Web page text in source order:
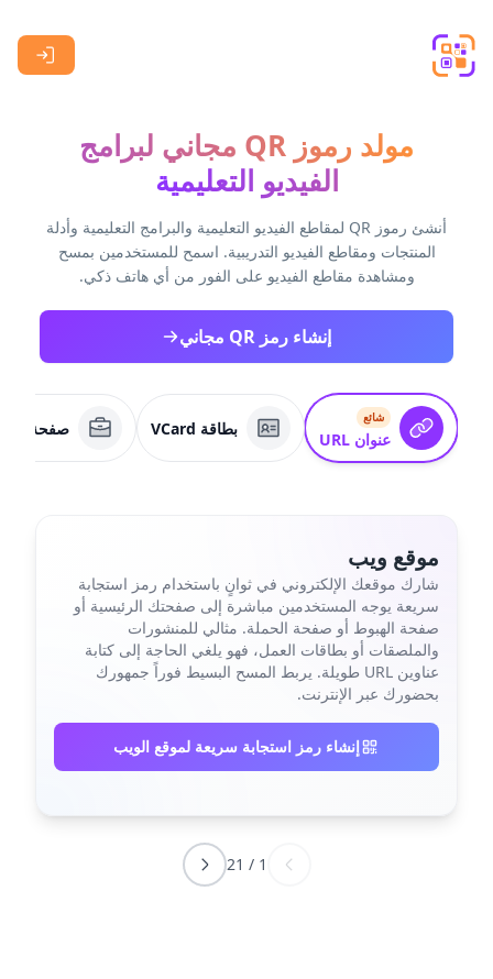
مولد رموز QR مجاني لبرامج
الفيديو التعليمية
أنشئ رموز QR لمقاطع الفيديو التعليمية والبرامج التعليمية وأدلة
المنتجات ومقاطع الفيديو التدريبية. اسمح للمستخدمين بمسح
ومشاهدة مقاطع الفيديو على الفور من أي هاتف ذكي.
إنشاء رمز QR مجاني
شائع
عنوان URL
بطاقة VCard صفحة
موقع ويب
شارك موقعك الإلكتروني في ثوانٍ باستخدام رمز استجابة
سريعة يوجه المستخدمين مباشرة إلى صفحتك الرئيسية أو
صفحة الهبوط أو صفحة الحملة. مثالي للمنشورات
والملصقات أو بطاقات العمل، فهو يلغي الحاجة إلى كتابة
عناوين URL طويلة. يربط المسح البسيط فوراً جمهورك
بحضورك عبر الإنترنت.
إنشاء رمز استجابة سريعة لموقع الويب
1
/
21